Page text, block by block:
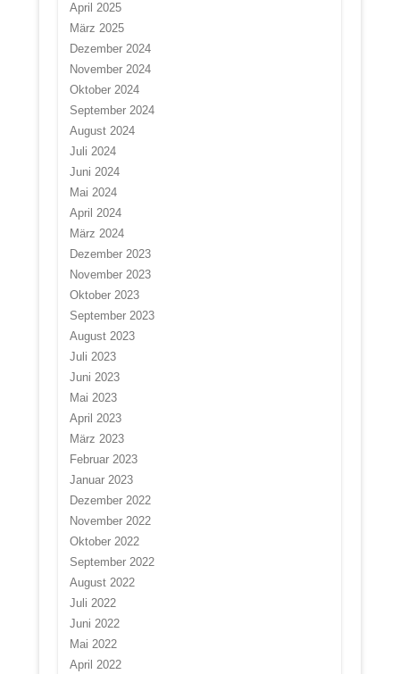
April 2025
März 2025
Dezember 2024
November 2024
Oktober 2024
September 2024
August 2024
Juli 2024
Juni 2024
Mai 2024
April 2024
März 2024
Dezember 2023
November 2023
Oktober 2023
September 2023
August 2023
Juli 2023
Juni 2023
Mai 2023
April 2023
März 2023
Februar 2023
Januar 2023
Dezember 2022
November 2022
Oktober 2022
September 2022
August 2022
Juli 2022
Juni 2022
Mai 2022
April 2022